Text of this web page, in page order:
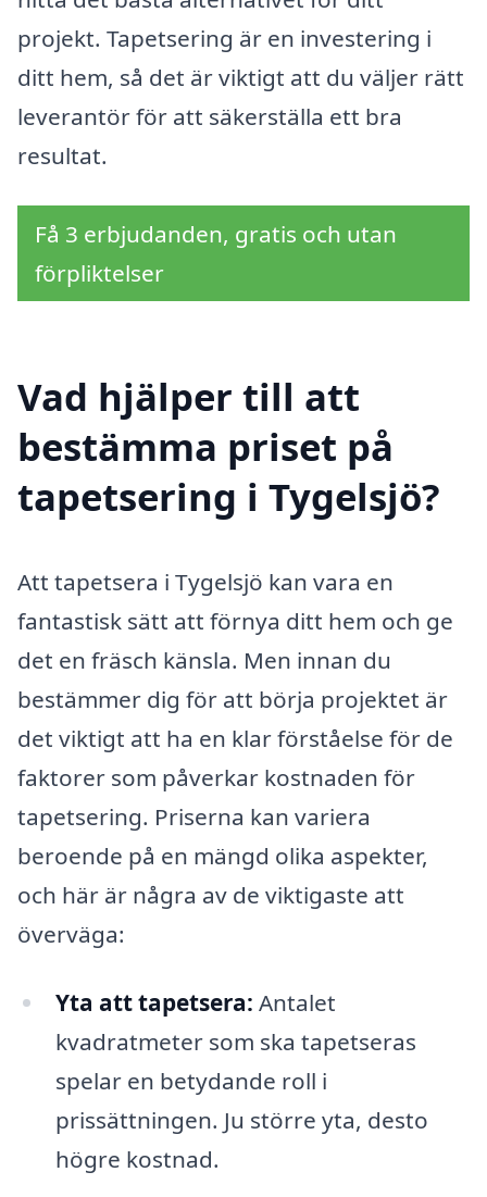
projekt. Tapetsering är en investering i
ditt hem, så det är viktigt att du väljer rätt
leverantör för att säkerställa ett bra
resultat.
Få 3 erbjudanden, gratis och utan
förpliktelser
Vad hjälper till att
bestämma priset på
tapetsering i Tygelsjö?
Att tapetsera i Tygelsjö kan vara en
fantastisk sätt att förnya ditt hem och ge
det en fräsch känsla. Men innan du
bestämmer dig för att börja projektet är
det viktigt att ha en klar förståelse för de
faktorer som påverkar kostnaden för
tapetsering. Priserna kan variera
beroende på en mängd olika aspekter,
och här är några av de viktigaste att
överväga:
Yta att tapetsera: Antalet
kvadratmeter som ska tapetseras
spelar en betydande roll i
prissättningen. Ju större yta, desto
högre kostnad.